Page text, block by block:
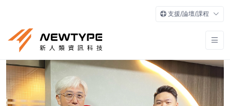
支援/論壇/課程